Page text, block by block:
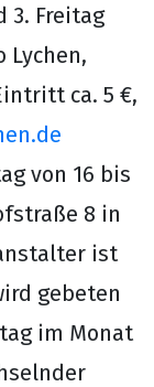
3. Freitag
Lychen,
ca. 5 €,
von 16 bis
8 in
ist
gebeten
im Monat